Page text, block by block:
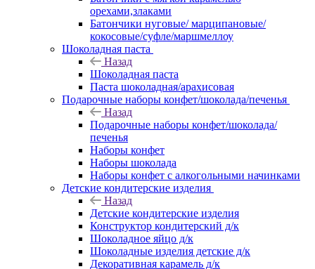
орехами,злаками
Батончики нуговые/ марципановые/
кокосовые/суфле/маршмеллоу
Шоколадная паста
Назад
Шоколадная паста
Паста шоколадная/арахисовая
Подарочные наборы конфет/шоколада/печенья
Назад
Подарочные наборы конфет/шоколада/
печенья
Наборы конфет
Наборы шоколада
Наборы конфет с алкогольными начинками
Детские кондитерские изделия
Назад
Детские кондитерские изделия
Конструктор кондитерский д/к
Шоколадное яйцо д/к
Шоколадные изделия детские д/к
Декоративная карамель д/к